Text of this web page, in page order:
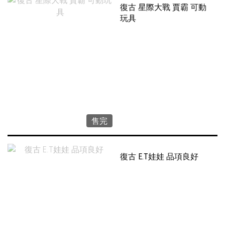
售完
復古 星際大戰 賈霸 可動
玩具
復古 E.T娃娃 品項良好